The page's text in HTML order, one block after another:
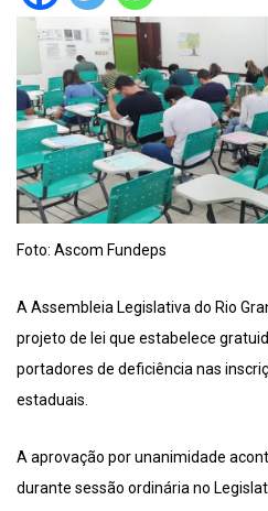
Foto: Ascom Fundeps
A Assembleia Legislativa do Rio
projeto de lei que estabelece
portadores de deficiência nas
estaduais.
A aprovação por unanimidade
durante sessão ordinária no